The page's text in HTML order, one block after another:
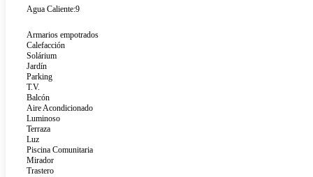
Agua Caliente:9
Armarios empotrados
Calefacción
Solárium
Jardín
Parking
T.V.
Balcón
Aire Acondicionado
Luminoso
Terraza
Luz
Piscina Comunitaria
Mirador
Trastero